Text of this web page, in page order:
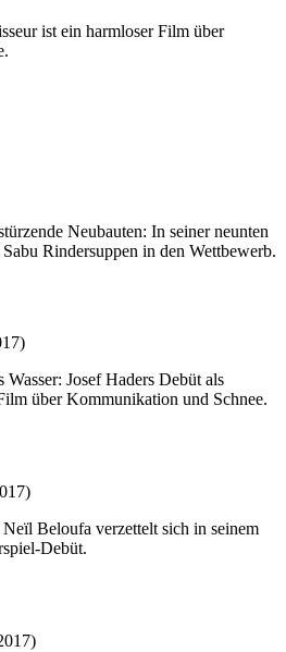
ist ein harmloser Film über
Neubauten: In seiner neunten
Rindersuppen in den Wettbewerb.
Josef Haders Debüt als
über Kommunikation und Schnee.
Beloufa verzettelt sich in seinem
Debüt.